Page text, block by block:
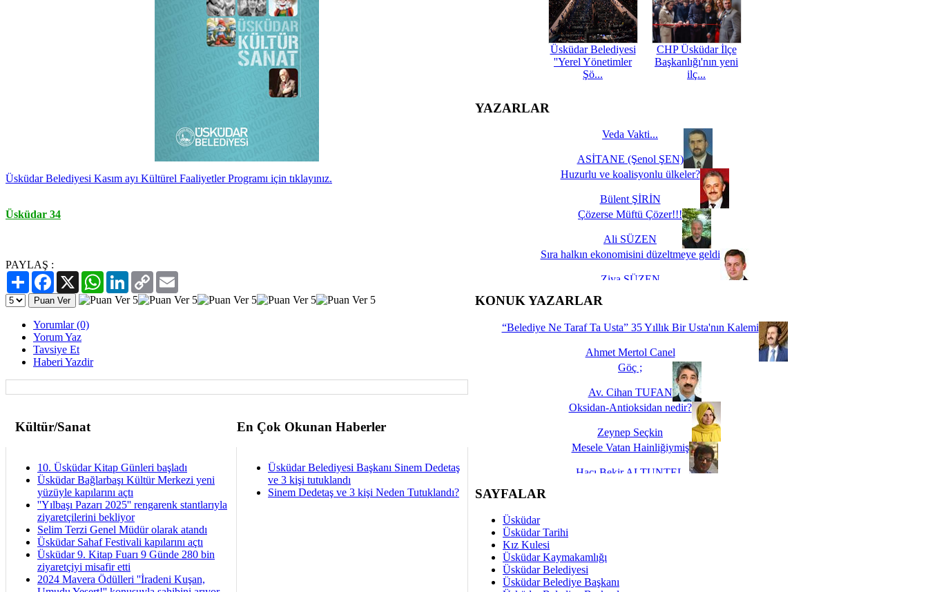
Üsküdar Belediyesi Kasım ayı Kültürel Faaliyetler Programı için tıklayınız.
Üsküdar 34
PAYLAŞ :
PaylaşFacebook
X WhatsAppLinkedIn
Copy
Link
Yorumlar (0)
Yorum Yaz
Tavsiye Et
Haberi Yazdir
Kültür/Sanat En Çok Okunan Haberler
10. Üsküdar Kitap Günleri başladı
Üsküdar Bağlarbaşı Kültür Merkezi yeni
yüzüyle kapılarını açtı
''Yılbaşı Pazarı 2025'' rengarenk stantlarıyla
ziyaretçilerini bekliyor
Selim Terzi Genel Müdür olarak atandı
Üsküdar Sahaf Festivali kapılarını açtı
Üsküdar 9. Kitap Fuarı 9 Günde 280 bin
ziyaretçiyi misafir etti
2024 Mavera Ödülleri ''İradeni Kuşan,
Üsküdar Belediyesi Başkanı Sinem Dedetaş
ve 3 kişi tutuklandı
Sinem Dedetaş ve 3 kişi Neden Tutuklandı?
Üsküdar Belediyesi
''Yerel Yönetimler
Şö...
CHP Üsküdar İlçe
Başkanlığı'nın yeni
ilç...
YAZARLAR
Veda Vakti...
ASİTANE (Şenol ŞEN)
Huzurlu ve koalisyonlu ülkeler?
Bülent ŞİRİN
Çözerse Müftü Çözer!!!
Ali SÜZEN
Sıra halkın ekonomisini düzeltmeye geldi
Ziya SÜZEN
İşte Biz buyuz...
KONUK YAZARLAR
“Belediye Ne Taraf Ta Usta” 35 Yıllık Bir Usta'nın Kalemi
Ahmet Mertol Canel
Göç ;
Av. Cihan TUFAN
Oksidan-Antioksidan nedir?
Zeynep Seçkin
Mesele Vatan Hainliğiymiş
Hacı Bekir ALTUNTEL
Dünya Fani, Ama Kısa Bir Süre De Olsa Burdayız
Savaş ŞENEL
Hukukun Adaleti Kalmadı Üstadım!
SAYFALAR
Üsküdar
Üsküdar Tarihi
Kız Kulesi
Üsküdar Kaymakamlığı
Üsküdar Belediyesi
Üsküdar Belediye Başkanı